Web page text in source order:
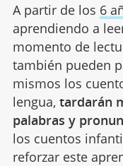
A partir de los 6
aprendiendo a
momento de
también pueden
mismos los
lengua, tardarán
palabras y
los cuentos
reforzar este